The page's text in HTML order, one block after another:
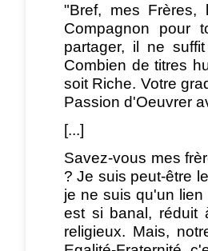
"Bref, mes
Compagnon pour
partager, il ne
Combien de titres
soit Riche. Votre
Passion d'Oeuvrer
[...]
Savez-vous mes
? Je suis peut-être
je ne suis qu'un
est si banal, réduit
religieux. Mais,